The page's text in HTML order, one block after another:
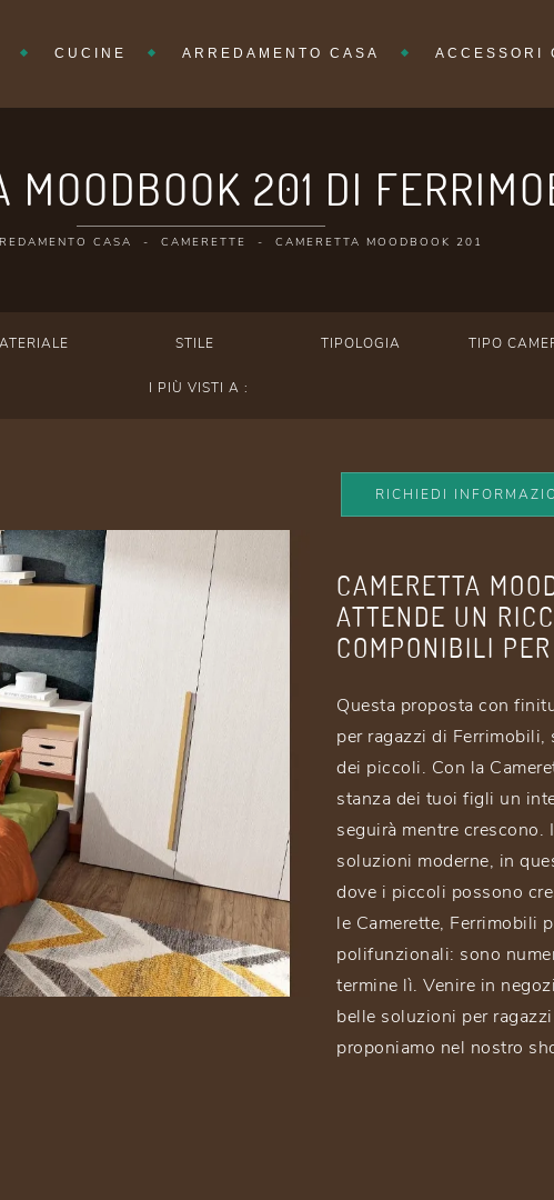
CUCINE ARREDAMENTO CASA ACCESSORI
MOODBOOK 201 DI
CASA - CAMERETTE - CAMERETTA MOODBOOK 201
STILE TIPOLOGIA TIPO
I PIÙ VISTI A :
RICHIEDI
CAMERETTA
ATTENDE UN
COMPONIBILI
Questa proposta con
per ragazzi di
dei piccoli. Con la
stanza dei tuoi figli un
seguirà mentre
soluzioni moderne, in
dove i piccoli possono
le Camerette, Ferrimobili
polifunzionali: sono
termine lì. Venire in
belle soluzioni per
proponiamo nel nostro